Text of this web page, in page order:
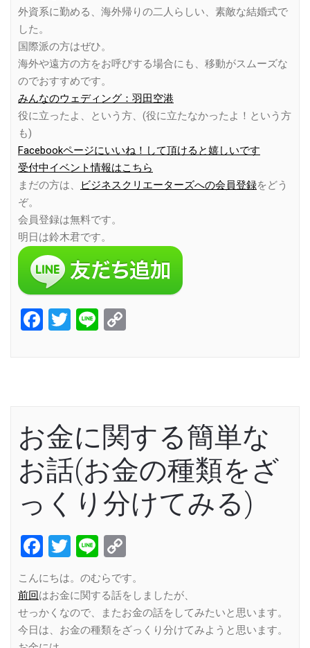
外資系に勤める、海外帰りの二人らしい、素敵な結婚式で
した。
国際派の方はぜひ。
海外や遠方の方をお呼びする場合にも、移動がスムーズな
のでおすすめです。
みんなのウェディング：羽田空港
役に立ったよ、という方、(役に立たなかったよ！という方
も)
Facebookページにいいね！して頂けると嬉しいです
受付中イベント情報はこちら
まだの方は、
ビジネスクリエーターズへの会員登録をどう
ぞ。
会員登録は無料です。
明日は鈴木君です。
Facebook
Twitter
Line
お金に関する簡単な
お話(お金の種類をざ
っくり分けてみる)
Facebook
Twitter
Line
Link
こんにちは。のむらです。
前回はお金に関する話をしましたが、
せっかくなので、またお金の話をしてみたいと思います。
今日は、お金の種類をざっくり分けてみようと思います。